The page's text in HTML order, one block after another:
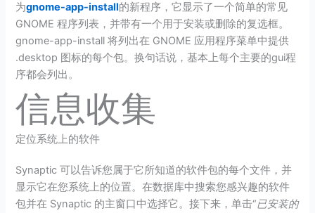
为gnome-app-install的新程序，它显示了一个简单的常见
GNOME 程序列表，并带有一个用于安装或删除的复选框。
gnome-app-install 将列出在 GNOME 应用程序菜单中提供
.desktop 图标的每个包。换句话说，基本上每个主要的gui程
序都会列出。
信息收集
定位系统上的软件
Synaptic 可以告诉您属于它所知道的软件包的每个文件，并
显示它在您系统上的位置。在数据库中搜索您感兴趣的软件
包并在 Synaptic 的主窗口中选择它。接下来，单击“已安装的